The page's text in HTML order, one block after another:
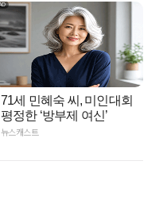
71세 민혜숙 씨, 미인대회
평정한 ‘방부제 여신’
뉴스캐스트